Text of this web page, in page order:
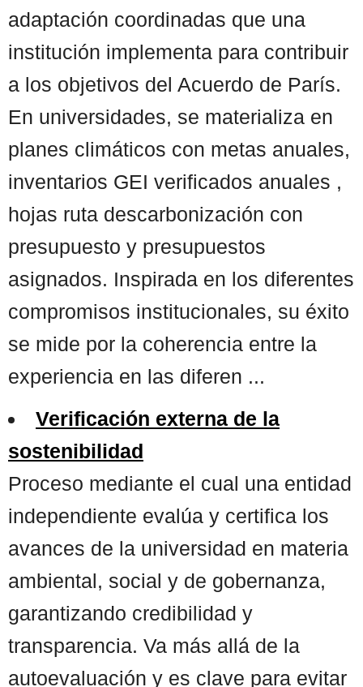
adaptación coordinadas que una
institución implementa para contribuir
a los objetivos del Acuerdo de París.
En universidades, se materializa en
planes climáticos con metas anuales,
inventarios GEI verificados anuales ,
hojas ruta descarbonización con
presupuesto y presupuestos
asignados. Inspirada en los diferentes
compromisos institucionales, su éxito
se mide por la coherencia entre la
experiencia en las diferen ...
Verificación externa de la
sostenibilidad
Proceso mediante el cual una entidad
independiente evalúa y certifica los
avances de la universidad en materia
ambiental, social y de gobernanza,
garantizando credibilidad y
transparencia. Va más allá de la
autoevaluación y es clave para evitar